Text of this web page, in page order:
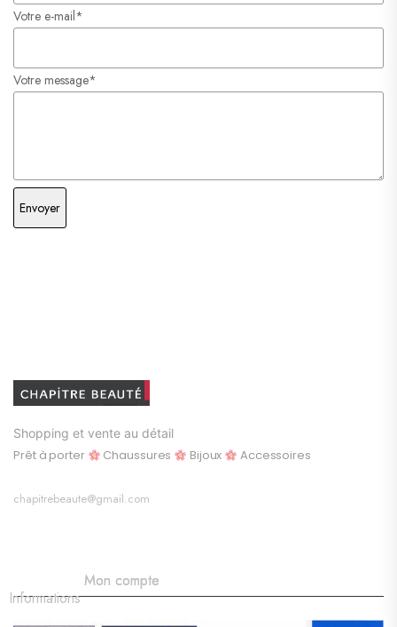
Votre e-mail*
Votre message*
Envoyer
Shopping et vente au détail
Prêt à porter Chaussures Bijoux Accessoires
chapitrebeaute@gmail.com
Mon compte
Informations